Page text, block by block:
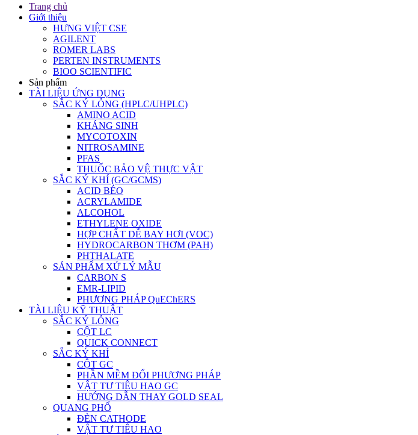
Trang chủ
Giới thiệu
HƯNG VIỆT CSE
AGILENT
ROMER LABS
PERTEN INSTRUMENTS
BIOO SCIENTIFIC
Sản phẩm
TÀI LIỆU ỨNG DỤNG
SẮC KÝ LỎNG (HPLC/UHPLC)
AMINO ACID
KHÁNG SINH
MYCOTOXIN
NITROSAMINE
PFAS
THUỐC BẢO VỆ THỰC VẬT
SẮC KÝ KHÍ (GC/GCMS)
ACID BÉO
ACRYLAMIDE
ALCOHOL
ETHYLENE OXIDE
HỢP CHẤT DỄ BAY HƠI (VOC)
HYDROCARBON THƠM (PAH)
PHTHALATE
SẢN PHẨM XỬ LÝ MẪU
CARBON S
EMR-LIPID
PHƯƠNG PHÁP QuEChERS
TÀI LIỆU KỸ THUẬT
SẮC KÝ LỎNG
CỘT LC
QUICK CONNECT
SẮC KÝ KHÍ
CỘT GC
PHẦN MỀM ĐỔI PHƯƠNG PHÁP
VẬT TƯ TIÊU HAO GC
HƯỚNG DẪN THAY GOLD SEAL
QUANG PHỔ
ĐÈN CATHODE
VẬT TƯ TIÊU HAO